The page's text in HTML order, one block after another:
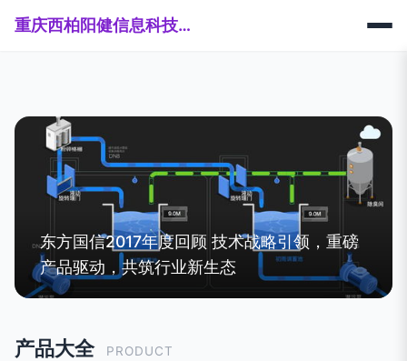
重庆西柏阳健信息科技有限公司
东方国信2017年度回顾 技术战略引领，重磅
产品驱动，共筑行业新生态
产品大全 PRODUCT